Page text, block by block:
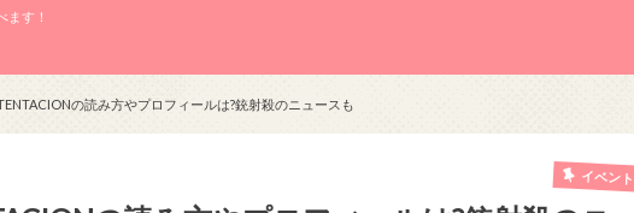
ます！
の読み方やプロフィールは?銃射殺のニュースも
イベント